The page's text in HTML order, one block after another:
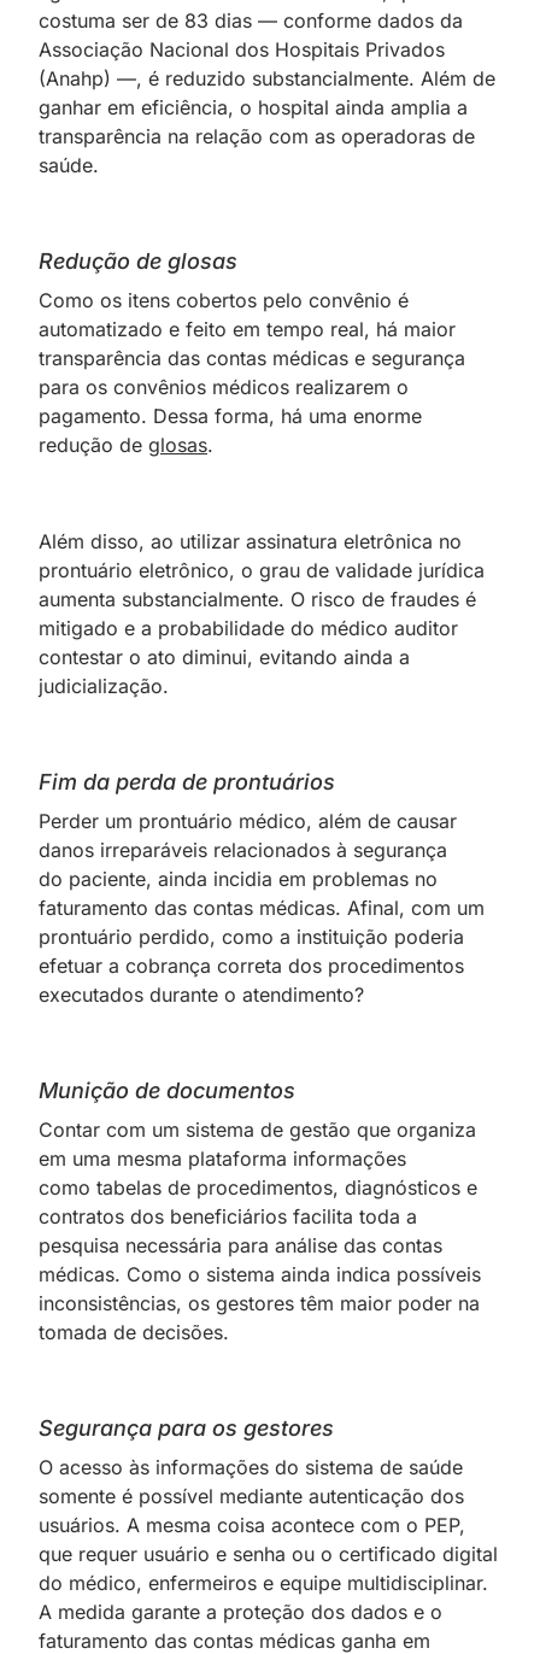
costuma ser de 83 dias — conforme dados da
Associação Nacional dos Hospitais Privados
(Anahp) —, é reduzido substancialmente. Além de
ganhar em eficiência, o hospital ainda amplia a
transparência na relação com as operadoras de
saúde.
Redução de glosas
Como os itens cobertos pelo convênio é
automatizado e feito em tempo real, há maior
transparência das contas médicas e segurança
para os convênios médicos realizarem o
pagamento. Dessa forma, há uma enorme
redução de glosas.
Além disso, ao utilizar assinatura eletrônica no
prontuário eletrônico, o grau de validade jurídica
aumenta substancialmente. O risco de fraudes é
mitigado e a probabilidade do médico auditor
contestar o ato diminui, evitando ainda a
judicialização.
Fim da perda de prontuários
Perder um prontuário médico, além de causar
danos irreparáveis relacionados à segurança
do paciente, ainda incidia em problemas no
faturamento das contas médicas. Afinal, com um
prontuário perdido, como a instituição poderia
efetuar a cobrança correta dos procedimentos
executados durante o atendimento?
Munição de documentos
Contar com um sistema de gestão que organiza
em uma mesma plataforma informações
como tabelas de procedimentos, diagnósticos e
contratos dos beneficiários facilita toda a
pesquisa necessária para análise das contas
médicas. Como o sistema ainda indica possíveis
inconsistências, os gestores têm maior poder na
tomada de decisões.
Segurança para os gestores
O acesso às informações do sistema de saúde
somente é possível mediante autenticação dos
usuários. A mesma coisa acontece com o PEP,
que requer usuário e senha ou o certificado digital
do médico, enfermeiros e equipe multidisciplinar.
A medida garante a proteção dos dados e o
faturamento das contas médicas ganha em